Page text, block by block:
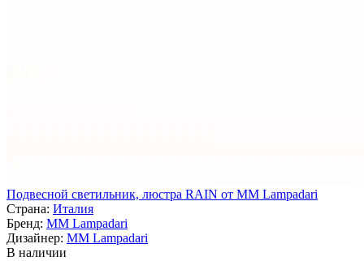
Подвесной светильник, люстра RAIN от MM Lampadari
Страна: Италия
Бренд: MM Lampadari
Дизайнер: MM Lampadari
В наличии